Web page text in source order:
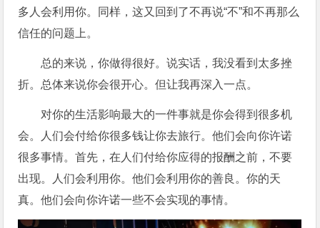
多人会利用你。同样，这又回到了不再说“不”和不再那么
信任的问题上。
总的来说，你做得很好。说实话，我没看到太多挫
折。总体来说你会很开心。但让我再深入一点。
对你的生活影响最大的一件事就是你会得到很多机
会。人们会付给你很多钱让你去旅行。他们会向你许诺
很多事情。首先，在人们付给你应得的报酬之前，不要
出现。人们会利用你。他们会利用你的善良。你的天
真。他们会向你许诺一些不会实现的事情。